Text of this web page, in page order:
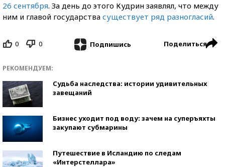
26 сентября. За день до этого Кудрин заявлял, что между
ним и главой государства существует ряд разногласий.
0 0 Подпишись Поделиться
РЕКОМЕНДУЕМ:
Судьба наследства: истории удивительных
завещаний
Бизнес уходит под воду: зачем на суперъяхты
закупают субмарины
Путешествие в Исландию по следам
«Интерстеллара»